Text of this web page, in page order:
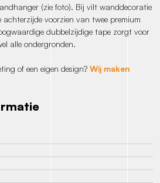
(zie foto). Bij vilt wanddecoratie
voorzien van twee premium
dubbelzijdige tape zorgt voor
alle ondergronden.
of een eigen design? Wij maken